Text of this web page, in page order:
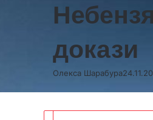
докази
Олекса Шарабура